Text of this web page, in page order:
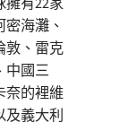
海灘、
敦、雷克
中國三
奈的裡維
及義大利